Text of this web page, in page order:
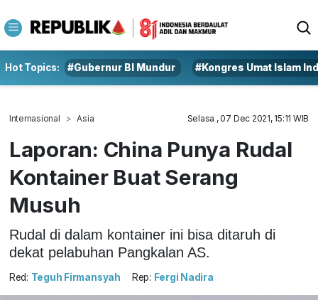
Hot Topics: #Gubernur BI Mundur #Kongres Umat Islam
Internasional Asia Selasa , 07 Dec 2021, 15:11 WIB
Laporan: China Punya Rudal
Kontainer Buat Serang
Musuh
Rudal di dalam kontainer ini bisa ditaruh di
dekat pelabuhan Pangkalan AS.
Red: Teguh Firmansyah Rep: Fergi Nadira